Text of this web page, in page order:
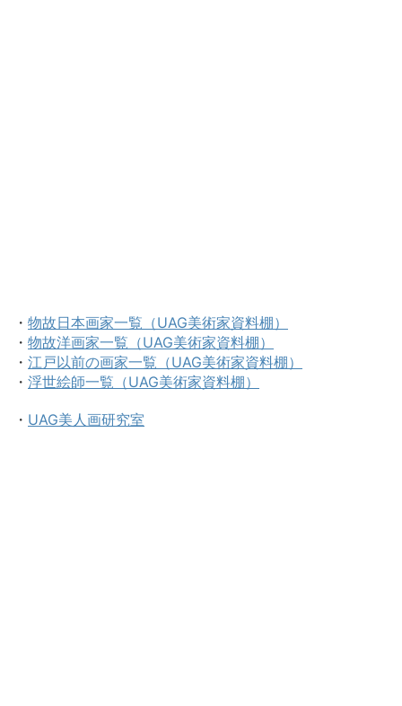
・ 物故日本画家一覧（UAG美術家資料棚）
・ 物故洋画家一覧（UAG美術家資料棚）
・ 江戸以前の画家一覧（UAG美術家資料棚）
・ 浮世絵師一覧（UAG美術家資料棚）
・ UAG美人画研究室